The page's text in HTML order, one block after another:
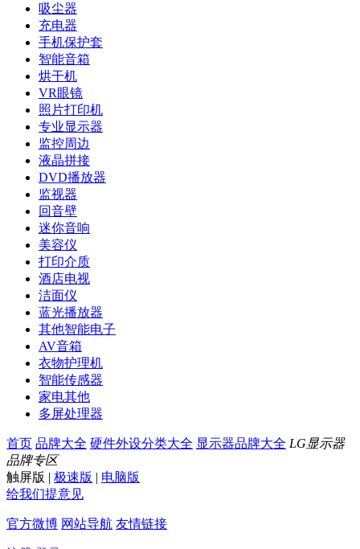
吸尘器
充电器
手机保护套
智能音箱
烘干机
VR眼镜
照片打印机
专业显示器
监控周边
液晶拼接
DVD播放器
监视器
回音壁
迷你音响
美容仪
打印介质
酒店电视
洁面仪
蓝光播放器
其他智能电子
AV音箱
衣物护理机
智能传感器
家电其他
多屏处理器
首页 品牌大全 硬件外设分类大全 显示器品牌大全 LG显示器
品牌专区
触屏版 | 极速版 | 电脑版
给我们提意见
官方微博 网站导航 友情链接